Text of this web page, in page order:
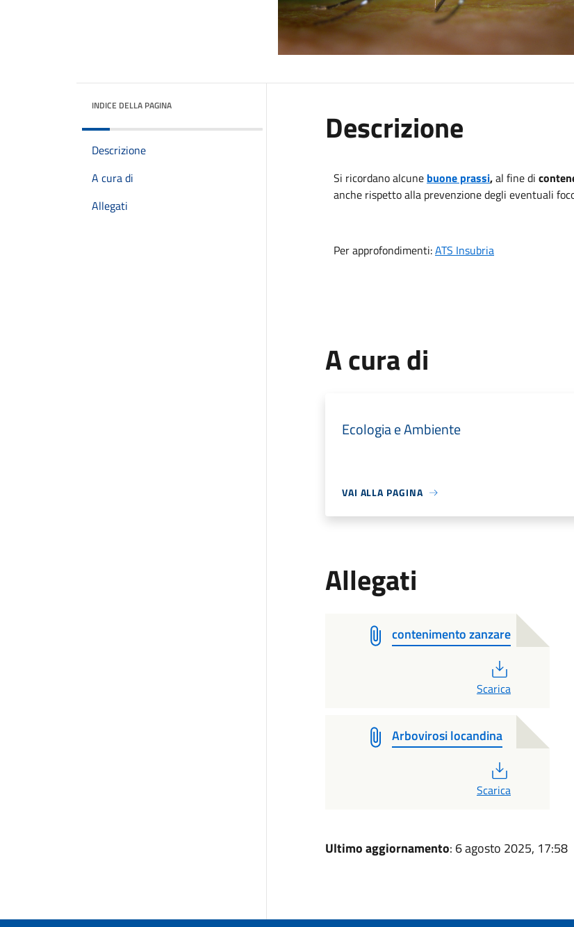
INDICE DELLA PAGINA
Descrizione
A cura di
Allegati
Descrizione
Si ricordano alcune buone prassi, al fine di
anche rispetto alla prevenzione degli eventuali
Per approfondimenti: ATS Insubria
A cura di
Ecologia e Ambiente
VAI ALLA PAGINA
Allegati
contenimento zanzare
Scarica
Arbovirosi locandina
Scarica
Ultimo aggiornamento: 6 agosto 2025, 17:58